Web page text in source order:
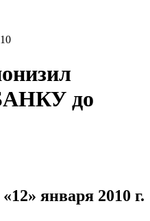
до
«12» января 2010 г.